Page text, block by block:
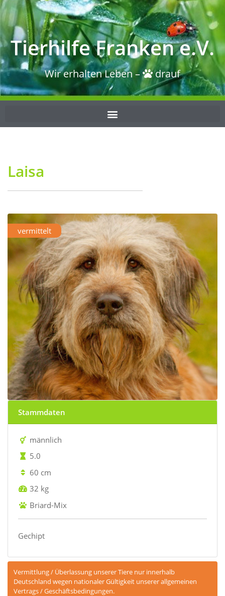
Tierhilfe Franken e.V.
Wir erhalten Leben – drauf
Laisa
vermittelt
Stammdaten
männlich
5.0
60 cm
32 kg
Briard-Mix
Gechipt
Vermittlung / Überlassung unserer Tiere nur innerhalb
Deutschland wegen nationaler Gültigkeit unserer allgemeinen
Vertrags / Geschäftsbedingungen.